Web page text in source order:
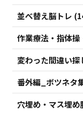
並べ替え脳トレ
作業療法・指体
変わった間違い探
番外編_ボツネタ
穴埋め・マス埋